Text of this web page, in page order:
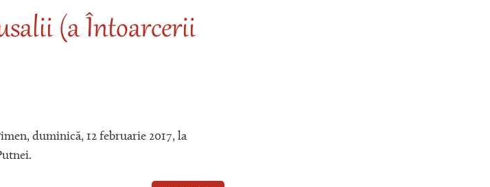
(a Întoarcerii
duminică, 12 februarie 2017, la